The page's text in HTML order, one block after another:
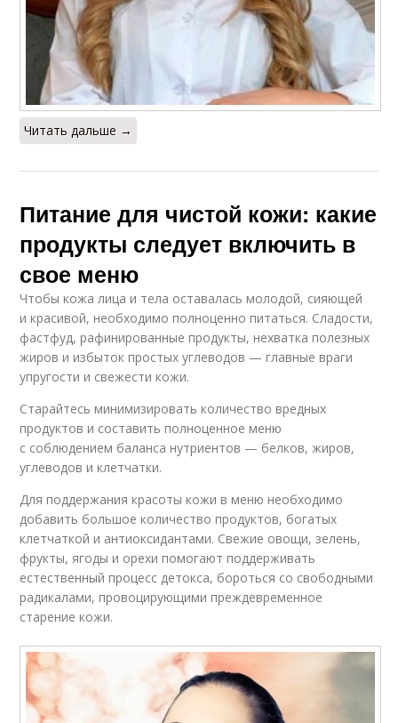
Читать дальше →
Питание для чистой кожи: какие
продукты следует включить в
свое меню
Чтобы кожа лица и тела оставалась молодой, сияющей
и красивой, необходимо полноценно питаться. Сладости,
фастфуд, рафинированные продукты, нехватка полезных
жиров и избыток простых углеводов — главные враги
упругости и свежести кожи.
Старайтесь минимизировать количество вредных
продуктов и составить полноценное меню
с соблюдением баланса нутриентов — белков, жиров,
углеводов и клетчатки.
Для поддержания красоты кожи в меню необходимо
добавить большое количество продуктов, богатых
клетчаткой и антиоксидантами. Свежие овощи, зелень,
фрукты, ягоды и орехи помогают поддерживать
естественный процесс детокса, бороться со свободными
радикалами, провоцирующими преждевременное
старение кожи.